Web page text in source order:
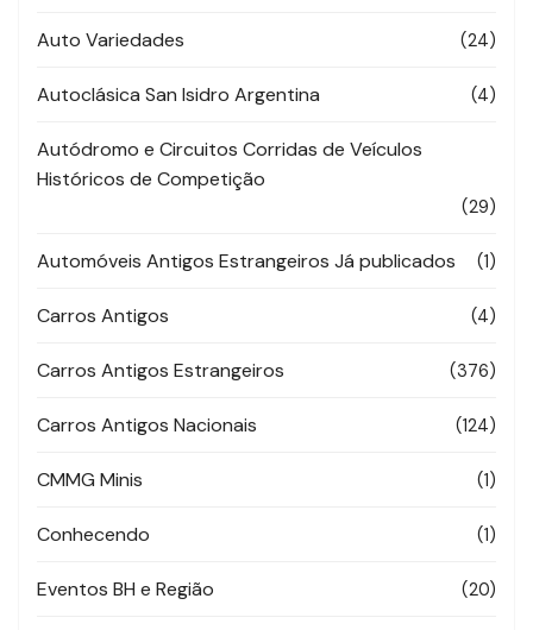
Auto Variedades (24)
Autoclásica San Isidro Argentina (4)
Autódromo e Circuitos Corridas de Veículos
Históricos de Competição
(29)
Automóveis Antigos Estrangeiros Já publicados (1)
Carros Antigos (4)
Carros Antigos Estrangeiros (376)
Carros Antigos Nacionais (124)
CMMG Minis (1)
Conhecendo (1)
Eventos BH e Região (20)